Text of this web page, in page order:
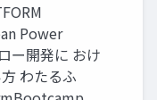
Power
ー開発に おけ
わたるふ